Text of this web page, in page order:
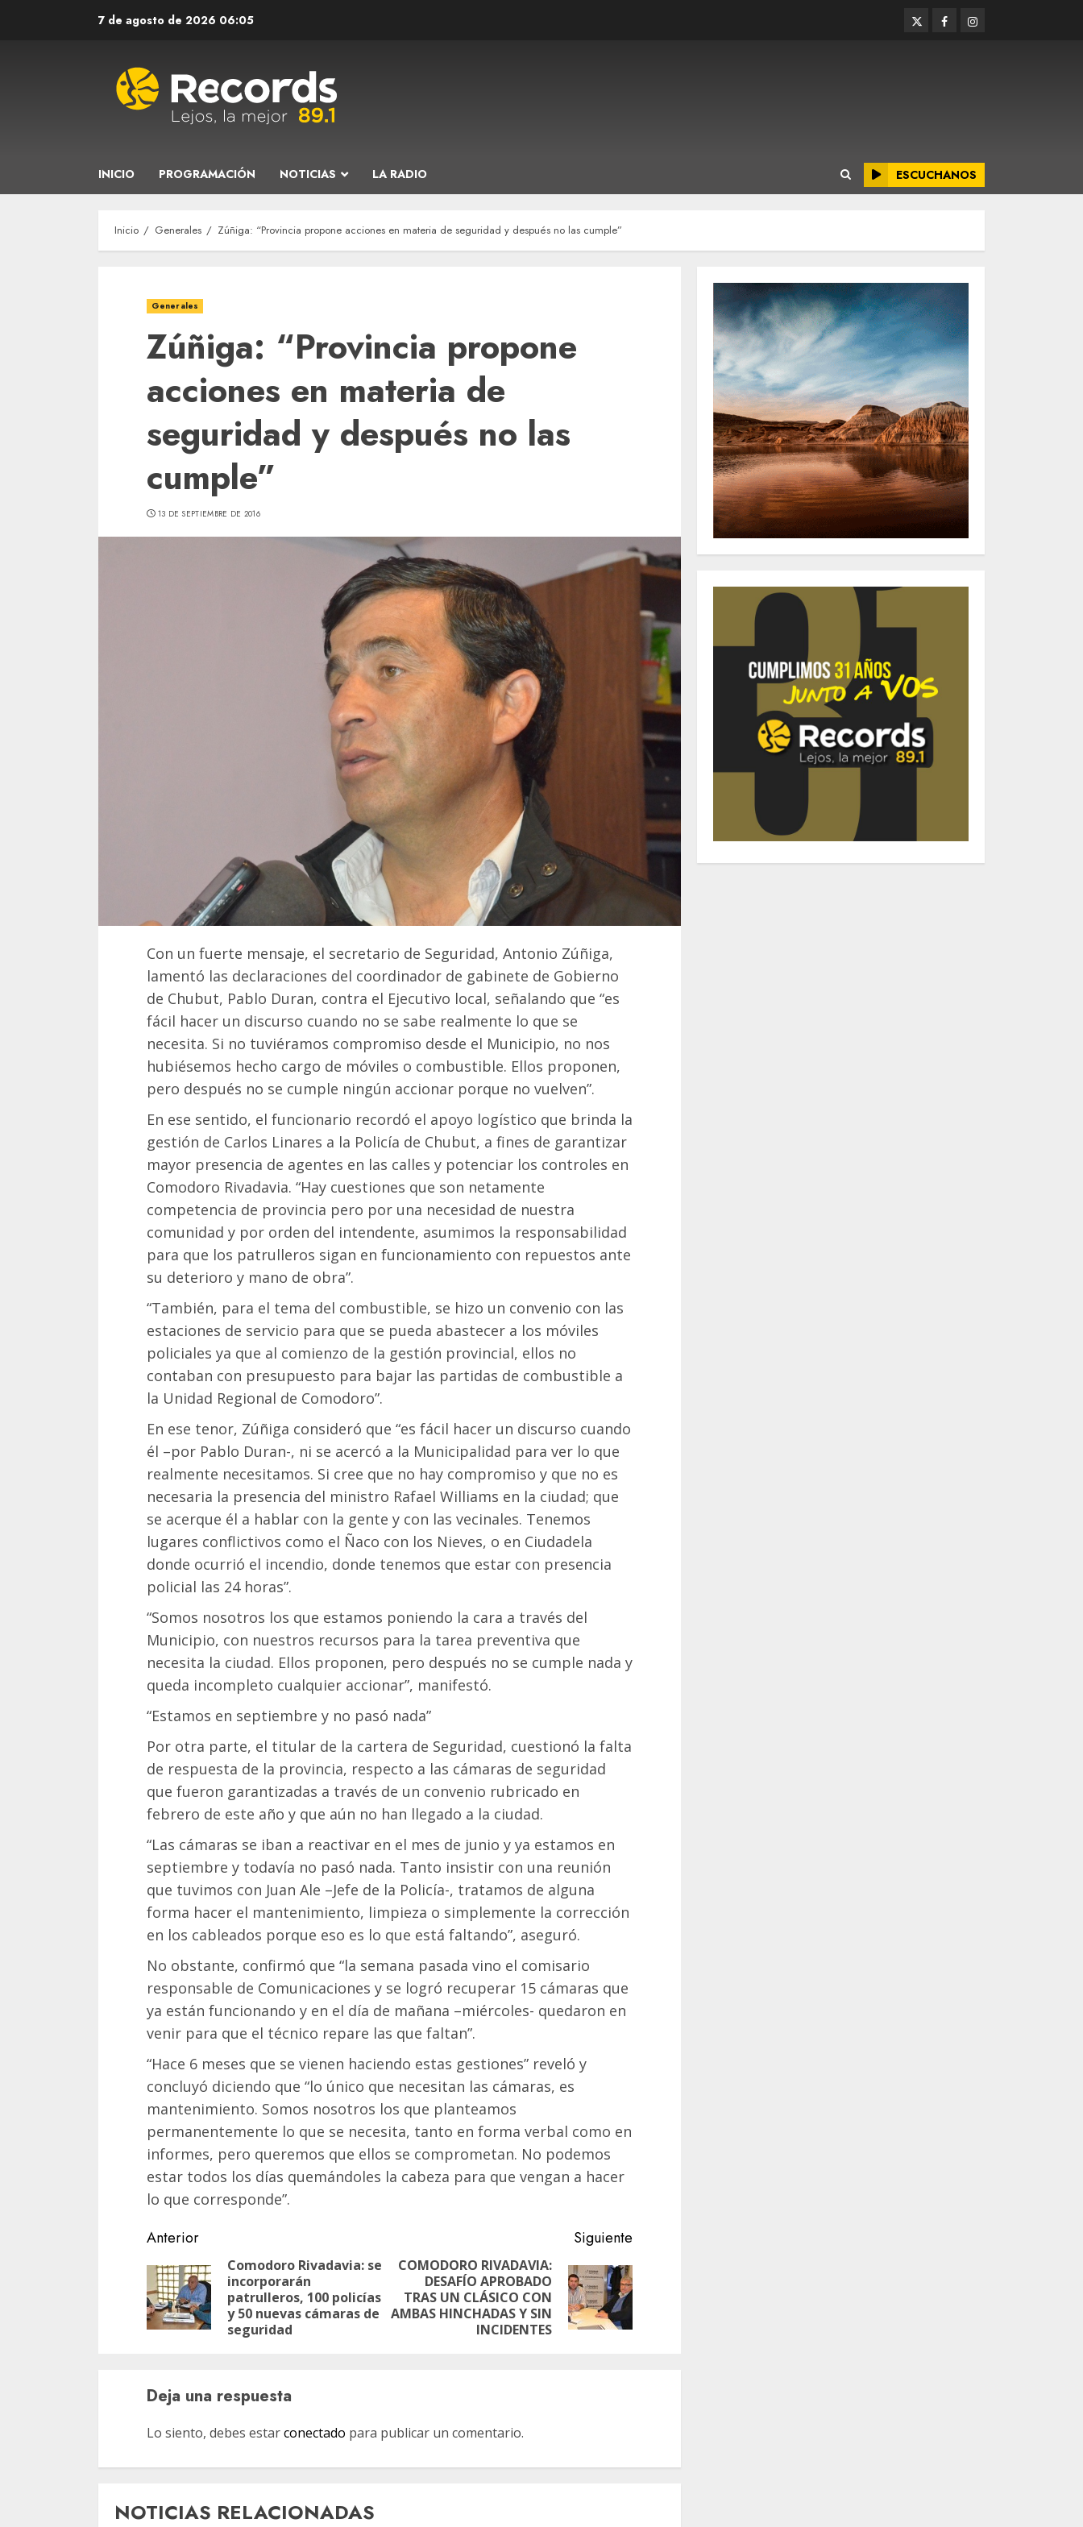
7 de agosto de 2026 06:05 TwitterFacebookInstagram
INICIO PROGRAMACIÓN NOTICIAS LA RADIO ESCUCHANOS
Inicio Generales Zúñiga: “Provincia propone acciones en materia de seguridad y después no las cumple”
Generales
Zúñiga: “Provincia propone
acciones en materia de
seguridad y después no las
cumple”
13 DE SEPTIEMBRE DE 2016
Con un fuerte mensaje, el secretario de Seguridad, Antonio Zúñiga,
lamentó las declaraciones del coordinador de gabinete de Gobierno
de Chubut, Pablo Duran, contra el Ejecutivo local, señalando que “es
fácil hacer un discurso cuando no se sabe realmente lo que se
necesita. Si no tuviéramos compromiso desde el Municipio, no nos
hubiésemos hecho cargo de móviles o combustible. Ellos proponen,
pero después no se cumple ningún accionar porque no vuelven”.
En ese sentido, el funcionario recordó el apoyo logístico que brinda la
gestión de Carlos Linares a la Policía de Chubut, a fines de garantizar
mayor presencia de agentes en las calles y potenciar los controles en
Comodoro Rivadavia. “Hay cuestiones que son netamente
competencia de provincia pero por una necesidad de nuestra
comunidad y por orden del intendente, asumimos la responsabilidad
para que los patrulleros sigan en funcionamiento con repuestos ante
su deterioro y mano de obra”.
“También, para el tema del combustible, se hizo un convenio con las
estaciones de servicio para que se pueda abastecer a los móviles
policiales ya que al comienzo de la gestión provincial, ellos no
contaban con presupuesto para bajar las partidas de combustible a
la Unidad Regional de Comodoro”.
En ese tenor, Zúñiga consideró que “es fácil hacer un discurso cuando
él –por Pablo Duran-, ni se acercó a la Municipalidad para ver lo que
realmente necesitamos. Si cree que no hay compromiso y que no es
necesaria la presencia del ministro Rafael Williams en la ciudad; que
se acerque él a hablar con la gente y con las vecinales. Tenemos
lugares conflictivos como el Ñaco con los Nieves, o en Ciudadela
donde ocurrió el incendio, donde tenemos que estar con presencia
policial las 24 horas”.
“Somos nosotros los que estamos poniendo la cara a través del
Municipio, con nuestros recursos para la tarea preventiva que
necesita la ciudad. Ellos proponen, pero después no se cumple nada y
queda incompleto cualquier accionar”, manifestó.
“Estamos en septiembre y no pasó nada”
Por otra parte, el titular de la cartera de Seguridad, cuestionó la falta
de respuesta de la provincia, respecto a las cámaras de seguridad
que fueron garantizadas a través de un convenio rubricado en
febrero de este año y que aún no han llegado a la ciudad.
“Las cámaras se iban a reactivar en el mes de junio y ya estamos en
septiembre y todavía no pasó nada. Tanto insistir con una reunión
que tuvimos con Juan Ale –Jefe de la Policía-, tratamos de alguna
forma hacer el mantenimiento, limpieza o simplemente la corrección
en los cableados porque eso es lo que está faltando”, aseguró.
No obstante, confirmó que “la semana pasada vino el comisario
responsable de Comunicaciones y se logró recuperar 15 cámaras que
ya están funcionando y en el día de mañana –miércoles- quedaron en
venir para que el técnico repare las que faltan”.
“Hace 6 meses que se vienen haciendo estas gestiones” reveló y
concluyó diciendo que “lo único que necesitan las cámaras, es
mantenimiento. Somos nosotros los que planteamos
permanentemente lo que se necesita, tanto en forma verbal como en
informes, pero queremos que ellos se comprometan. No podemos
estar todos los días quemándoles la cabeza para que vengan a hacer
lo que corresponde”.
Navegación
de
entradas
Anterior
Entrada
anterior:
Comodoro Rivadavia: se
incorporarán
patrulleros, 100 policías
y 50 nuevas cámaras de
seguridad
Siguiente
Siguiente
entrada:
COMODORO RIVADAVIA:
DESAFÍO APROBADO
TRAS UN CLÁSICO CON
AMBAS HINCHADAS Y SIN
INCIDENTES
Deja una respuesta
Lo siento, debes estarconectado para publicar un comentario.
NOTICIAS RELACIONADAS